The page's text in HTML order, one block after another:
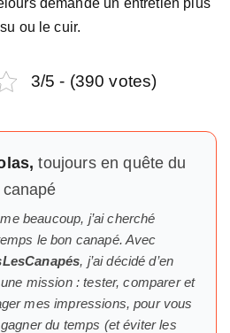
ou le cuir.
3/5 - (390 votes)
toujours en quête du
canapé
beaucoup, j’ai cherché
lebon canapé. Avec
, j’ai décidé d’en
mission : tester, comparer et
mes impressions, pour vous
du temps (et éviter les